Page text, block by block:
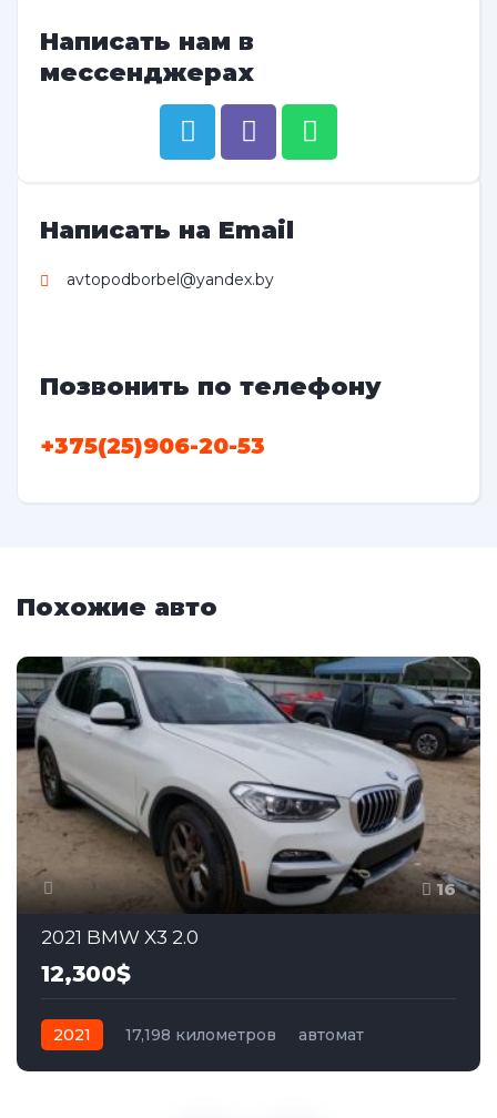
Написать нам в
мессенджерах
Написать на Email
avtopodborbel@yandex.by
Позвонить по телефону
+375(25)906-20-53
Похожие авто
16
2021 BMW X3 2.0
12,300$
2021 17,198 километров
автомат